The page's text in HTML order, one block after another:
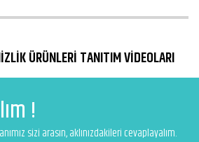
ÜRÜNLERİ TANITIM VİDEOLARI
!
sizi arasın, aklınızdakileri cevaplayalım.